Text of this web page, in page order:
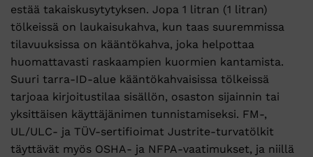
estää takaiskusytytyksen. Jopa 1 litran (1 litran)
tölkeissä on laukaisukahva, kun taas suuremmissa
tilavuuksissa on kääntökahva, joka helpottaa
huomattavasti raskaampien kuormien kantamista.
Suuri tarra-ID-alue kääntökahvaisissa tölkeissä
tarjoaa kirjoitustilaa sisällön, osaston sijainnin tai
yksittäisen käyttäjänimen tunnistamiseksi. FM-,
UL/ULC- ja TÜV-sertifioimat Justrite-turvatölkit
täyttävät myös OSHA- ja NFPA-vaatimukset, ja niillä